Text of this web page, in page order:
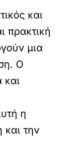
και
πρακτική
μια
Ο
και
η
και την